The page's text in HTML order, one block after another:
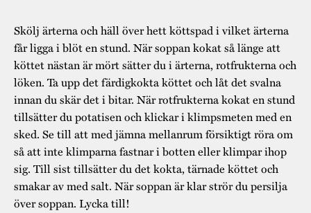
Skölj ärterna och häll över hett köttspad i vilket ärterna
får ligga i blöt en stund. När soppan kokat så länge att
köttet nästan är mört sätter du i ärterna, rotfrukterna och
löken. Ta upp det färdigkokta köttet och låt det svalna
innan du skär det i bitar. När rotfrukterna kokat en stund
tillsätter du potatisen och klickar i klimpsmeten med en
sked. Se till att med jämna mellanrum försiktigt röra om
så att inte klimparna fastnar i botten eller klimpar ihop
sig. Till sist tillsätter du det kokta, tärnade köttet och
smakar av med salt. När soppan är klar strör du persilja
över soppan. Lycka till!